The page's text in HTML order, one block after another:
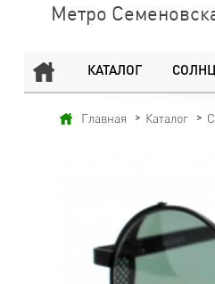
Метро
КАТАЛОГ
Главная Каталог